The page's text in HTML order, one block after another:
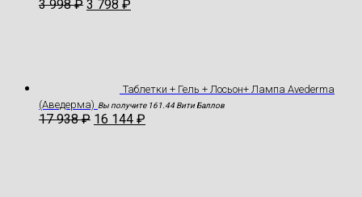
3 998₽ 3 798 ₽
Таблетки + Гель + Лосьон+ Лампа Avederma
(Аведерма) Вы получите 161.44 Вити Баллов
17 938₽ 16 144 ₽